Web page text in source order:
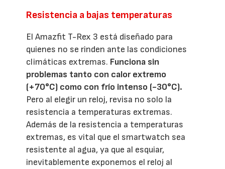
Resistencia a bajas temperaturas
El Amazfit T-Rex 3 está diseñado para
quienes no se rinden ante las condiciones
climáticas extremas. Funciona sin
problemas tanto con calor extremo
(+70°C) como con frío intenso (-30°C).
Pero al elegir un reloj, revisa no solo la
resistencia a temperaturas extremas.
Además de la resistencia a temperaturas
extremas, es vital que el smartwatch sea
resistente al agua, ya que al esquiar,
inevitablemente exponemos el reloj al